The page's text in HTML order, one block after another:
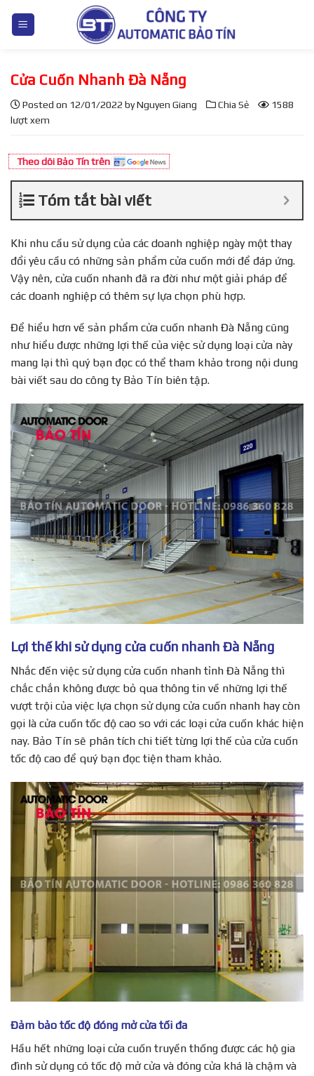
Cửa Cuốn Nhanh Đà Nẵng
Posted on 12/01/2022 byNguyen Giang Chia Sẻ
1588
lượt xem
Theo dõi Bảo Tín trên
Tóm tắt bài viết
Khi nhu cầu sử dụng của các doanh nghiệp ngày một thay
đổi yêu cầu có những sản phẩm cửa cuốn mới để đáp ứng.
Vậy nên, cửa cuốn nhanh đã ra đời như một giải pháp để
các doanh nghiệp có thêm sự lựa chọn phù hợp.
Để hiểu hơn về sản phẩm cửa cuốn nhanh Đà Nẵng cũng
như hiểu được những lợi thế của việc sử dụng loại cửa này
mang lại thì quý bạn đọc có thể tham khảo trong nội dung
bài viết sau do công ty Bảo Tín biên tập.
Lợi thế khi sử dụng cửa cuốn nhanh Đà Nẵng
Nhắc đến việc sử dụng cửa cuốn nhanh tỉnh Đà Nẵng thì
chắc chắn không được bỏ qua thông tin về những lợi thế
vượt trội của việc lựa chọn sử dụng cửa cuốn nhanh hay còn
gọi là cửa cuốn tốc độ cao so với các loại cửa cuốn khác hiện
nay. Bảo Tín sẽ phân tích chi tiết từng lợi thế của cửa cuốn
tốc độ cao để quý bạn đọc tiện tham khảo.
Đảm bảo tốc độ đóng mở cửa tối đa
Hầu hết những loại cửa cuốn truyền thống được các hộ gia
đình sử dụng có tốc độ mở cửa và đóng cửa khá là chậm và